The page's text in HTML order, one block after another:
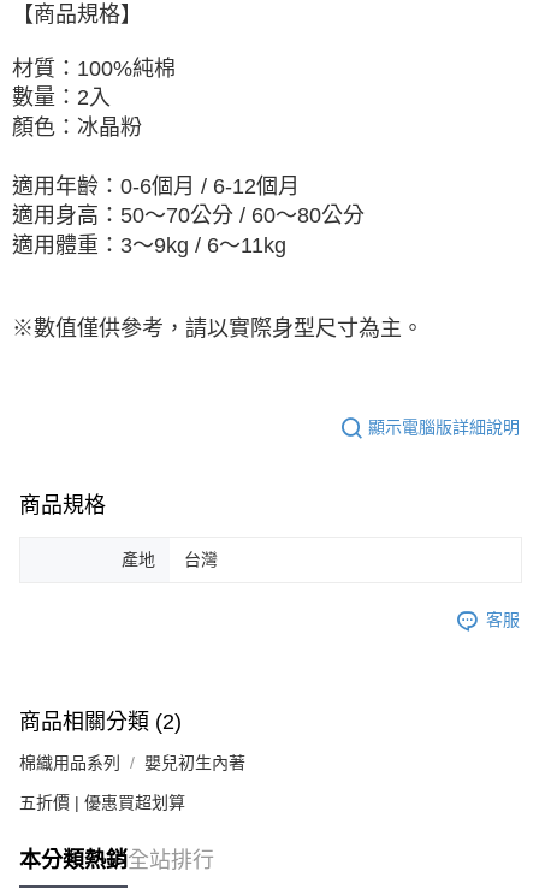
【商品規格】
材質：100%純棉
數量：2入
顏色： 冰晶粉
適用年齡：0-6個月 / 6-12個月
適用身高：50～70公分 / 60～80公分
適用體重：3～9kg / 6～11kg
※數值僅供參考，請以實際身型尺寸為主。
顯示電腦版詳細說明
商品規格
產地 台灣
客服
商品相關分類 (2)
棉織用品系列 嬰兒初生內著
五折價 | 優惠買超划算
本分類熱銷全站排行